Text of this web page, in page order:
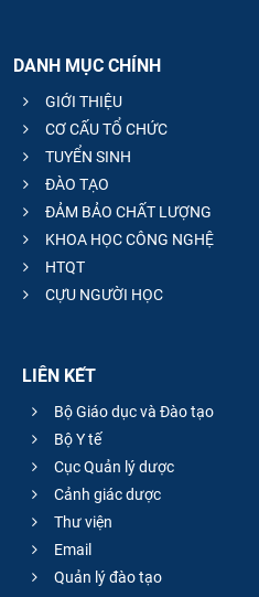
DANH MỤC CHÍNH
GIỚI THIỆU
CƠ CẤU TỔ CHỨC
TUYỂN SINH
ĐÀO TẠO
ĐẢM BẢO CHẤT LƯỢNG
KHOA HỌC CÔNG NGHỆ
HTQT
CỰU NGƯỜI HỌC
LIÊN KẾT
Bộ Giáo dục và Đào tạo
Bộ Y tế
Cục Quản lý dược
Cảnh giác dược
Thư viện
Email
Quản lý đào tạo